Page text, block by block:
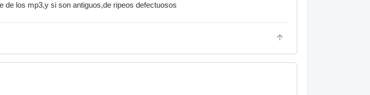
de los mp3,y si son antiguos,de ripeos defectuosos